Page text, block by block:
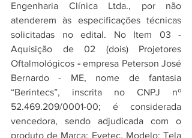
Engenharia Clínica Ltda., por não
atenderem às especificações técnicas
solicitadas no edital. No Item 03 -
Aquisição de 02 (dois) Projetores
Oftalmológicos - empresa Peterson José
Bernardo - ME, nome de fantasia
“Berintecs”, inscrita no CNPJ nº
52.469.209/0001-00; é considerada
vencedora, sendo adjudicada
com o
produto de Marca: Eyetec, Modelo: Tela